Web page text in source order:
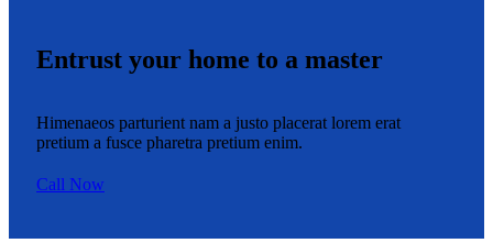
Entrust your home to a master
Himenaeos parturient nam a justo placerat lorem erat
pretium a fusce pharetra pretium enim.
Call Now